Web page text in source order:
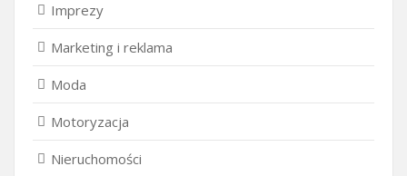
Imprezy
Marketing i reklama
Moda
Motoryzacja
Nieruchomości